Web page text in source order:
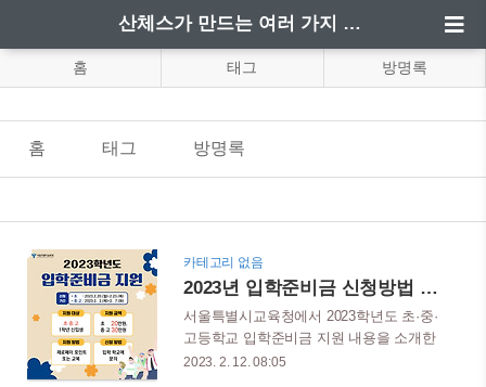
산체스가 만드는 여러 가지 정보
홈 태그 방명록
홈 태그 방명록
카테고리 없음
2023년 입학준비금 신청방법 지원금액 지원대상
서울특별시교육청에서 2023학년도 초·중·
고등학교 입학준비금 지원 내용을 소개한
다. 편리하게 온라인 신청시스템을 통해
2023. 2. 12. 08:05